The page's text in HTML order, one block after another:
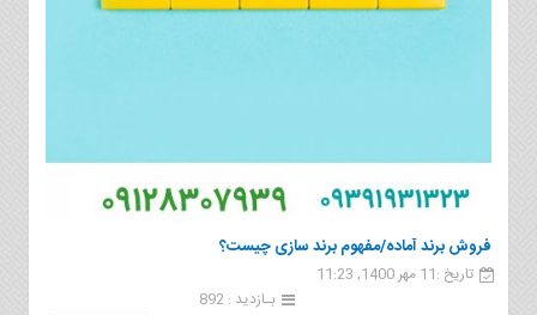
فروش برند آماده/مفهوم برند سازی چیست؟
تاریخ :11 مهر 1400, 11:23
بـازدید : 892